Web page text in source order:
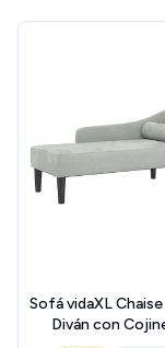
Sofá vidaXL
Diván con